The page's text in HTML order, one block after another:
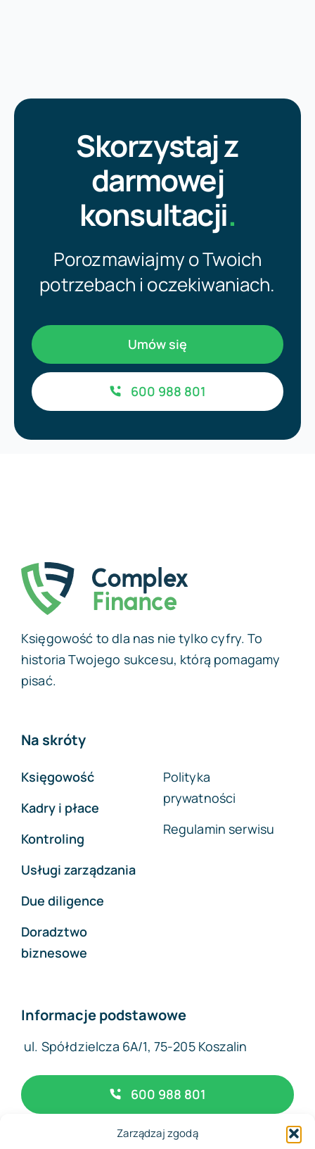
Zarządzaj zgodą
Skorzystaj z
darmowej
konsultacji.
Porozmawiajmy o Twoich
potrzebach i oczekiwaniach.
Umów się
600 988 801
Księgowość to dla nas nie tylko cyfry. To
historia Twojego sukcesu, którą pomagamy
pisać.
Na skróty
Księgowość
Kadry i płace
Kontroling
Usługi zarządzania
Due diligence
Doradztwo
biznesowe
Polityka
prywatności
Regulamin serwisu
Informacje podstawowe
ul. Spółdzielcza 6A/1, 75-205 Koszalin
600 988 801
biuro@complexfinance.pl